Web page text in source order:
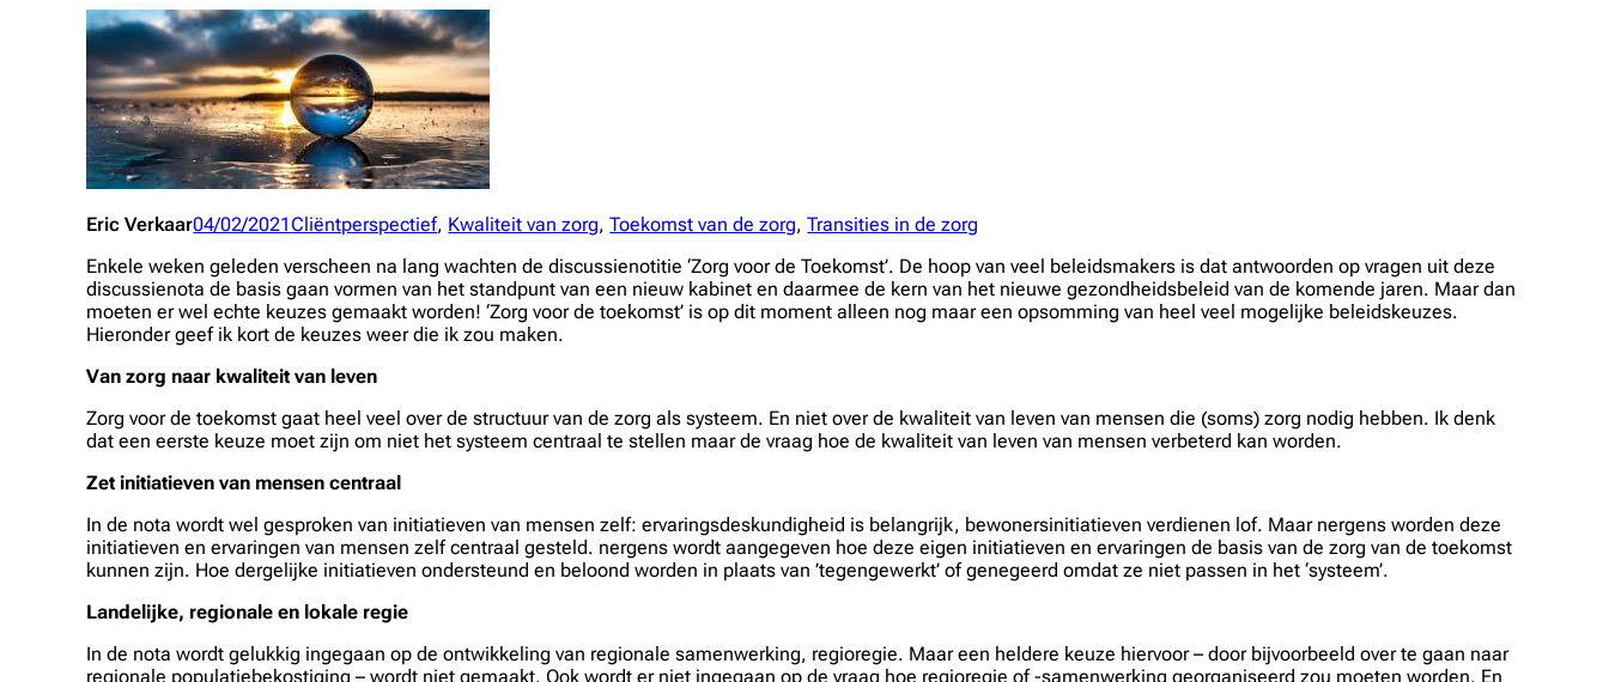
Eric Verkaar04/02/2021 Cliëntperspectief, Kwaliteit van zorg, Toekomst van de zorg, Transities in de zorg
Enkele weken geleden verscheen na lang wachten de discussienotitie ‘Zorg voor de Toekomst’. De hoop van veel beleidsmakers is dat antwoorden op vragen uit deze
discussienota de basis gaan vormen van het standpunt van een nieuw kabinet en daarmee de kern van het nieuwe gezondheidsbeleid van de komende jaren. Maar dan
moeten er wel echte keuzes gemaakt worden! ‘Zorg voor de toekomst’ is op dit moment alleen nog maar een opsomming van heel veel mogelijke beleidskeuzes.
Hieronder geef ik kort de keuzes weer die ik zou maken.
Van zorg naar kwaliteit van leven
Zorg voor de toekomst gaat heel veel over de structuur van de zorg als systeem. En niet over de kwaliteit van leven van mensen die (soms) zorg nodig hebben. Ik denk
dat een eerste keuze moet zijn om niet het systeem centraal te stellen maar de vraag hoe de kwaliteit van leven van mensen verbeterd kan worden.
Zet initiatieven van mensen centraal
In de nota wordt wel gesproken van initiatieven van mensen zelf: ervaringsdeskundigheid is belangrijk, bewonersinitiatieven verdienen lof. Maar nergens worden deze
initiatieven en ervaringen van mensen zelf centraal gesteld. nergens wordt aangegeven hoe deze eigen initiatieven en ervaringen de basis van de zorg van de toekomst
kunnen zijn. Hoe dergelijke initiatieven ondersteund en beloond worden in plaats van ’tegengewerkt’ of genegeerd omdat ze niet passen in het ‘systeem’.
Landelijke, regionale en lokale regie
In de nota wordt gelukkig ingegaan op de ontwikkeling van regionale samenwerking, regioregie. Maar een heldere keuze hiervoor – door bijvoorbeeld over te gaan naar
regionale populatiebekostiging – wordt niet gemaakt. Ook wordt er niet ingegaan op de vraag hoe regioregie of -samenwerking georganiseerd zou moeten worden. En